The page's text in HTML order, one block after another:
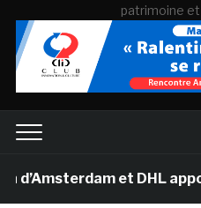
patrimoine
et DHL